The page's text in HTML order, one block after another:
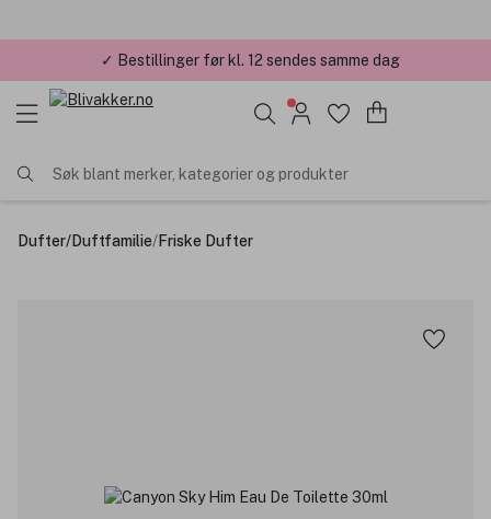
✓ Årets Nettbutikk 2026 og 2025
Søk blant merker, kategorier og produkter
Dufter/Duftfamilie/Friske Dufter